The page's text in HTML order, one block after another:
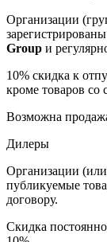
Организации
Group и
10% скидка к
кроме товаров
Возможна
Дилеры
Организации
публикуемые
договору.
Скидка